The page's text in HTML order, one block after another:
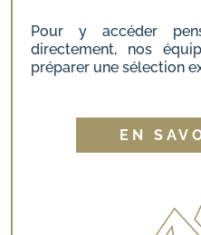
Pour y accéder
directement, nos
préparer une sélection
EN